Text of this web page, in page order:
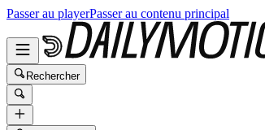
Passer au playerPasser au contenu principal
Rechercher